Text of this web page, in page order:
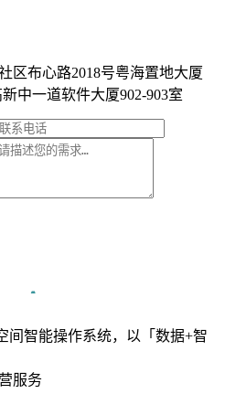
区布心路2018号粤海置地大厦
中一道软件大厦902-903室
间智能操作系统，以「数据+智
服务